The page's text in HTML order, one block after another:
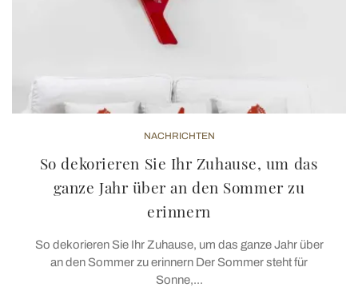
NACHRICHTEN
So dekorieren Sie Ihr Zuhause, um das
ganze Jahr über an den Sommer zu
erinnern
So dekorieren Sie Ihr Zuhause, um das ganze Jahr über
an den Sommer zu erinnern Der Sommer steht für
Sonne,...